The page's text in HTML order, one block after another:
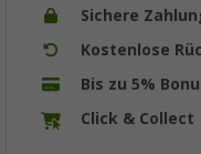
Sichere
Kostenlose
Bis zu 5%
Click & Collect